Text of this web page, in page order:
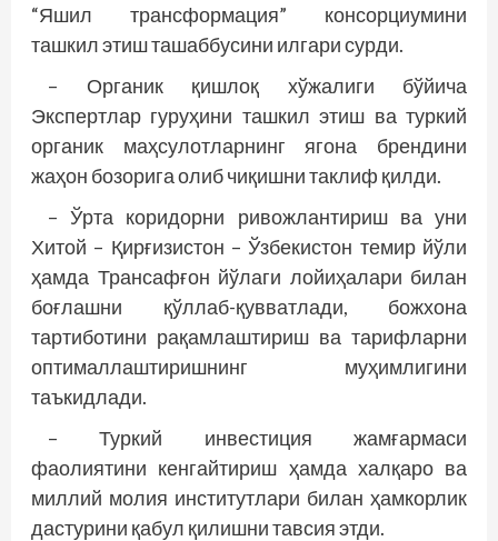
“Яшил трансформация” консорциумини
ташкил этиш ташаббусини илгари сурди.
– Органик қишлоқ хўжалиги бўйича
Экспертлар гуруҳини ташкил этиш ва туркий
органик маҳсулотларнинг ягона брендини
жаҳон бозорига олиб чиқишни таклиф қилди.
– Ўрта коридорни ривожлантириш ва уни
Хитой – Қирғизистон – Ўзбекистон темир йўли
ҳамда Трансафғон йўлаги лойиҳалари билан
боғлашни қўллаб-қувватлади, божхона
тартиботини рақамлаштириш ва тарифларни
оптималлаштиришнинг муҳимлигини
таъкидлади.
– Туркий инвестиция жамғармаси
фаолиятини кенгайтириш ҳамда халқаро ва
миллий молия институтлари билан ҳамкорлик
дастурини қабул қилишни тавсия этди.